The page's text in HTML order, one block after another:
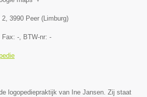
2 3990 Peer ( Limburg)
, Fax: - , BTW-nr: -
logopediepraktijk van Ine Jansen. Zij staat